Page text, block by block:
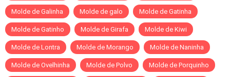
Molde de Galinha Molde de galo Molde de Gatinha
Molde de Gatinho Molde de Girafa Molde de Kiwi
Molde de Lontra Molde de Morango Molde de Naninha
Molde de Ovelhinha Molde de Polvo Molde de Porquinho